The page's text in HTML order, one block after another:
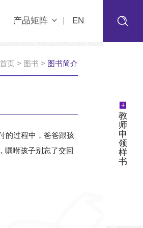
产品矩阵 EN
+
教
师
申
领
样
书
首页 > 图书 > 图书简介
的过程中，爸爸跟孩
嘱咐孩子别忘了交回